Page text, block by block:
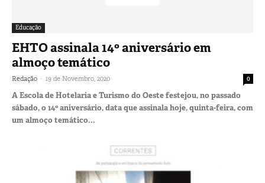
Educação
EHTO assinala 14º aniversário em
almoço temático
Redação - 19 de Novembro, 2020 0
A Escola de Hotelaria e Turismo do Oeste festejou, no passado
sábado, o 14º aniversário, data que assinala hoje, quinta-feira, com
um almoço temático...